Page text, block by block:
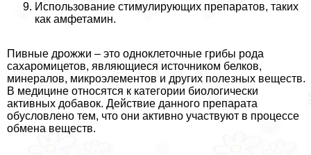
Использование стимулирующих препаратов, таких
как амфетамин.
Пивные дрожжи – это одноклеточные грибы рода
сахаромицетов, являющиеся источником белков,
минералов, микроэлементов и других полезных веществ.
В медицине относятся к категории биологически
активных добавок. Действие данного препарата
обусловлено тем, что они активно участвуют в процессе
обмена веществ.